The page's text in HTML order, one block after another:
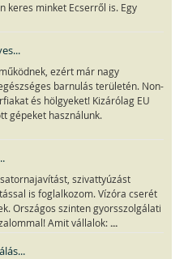
keres minket Ecserről is. Egy
ezért már nagy
barnulás területén. Non-
és hölgyeket! Kizárólag EU
gépeket használunk.
szivattyúzást
is foglalkozom. Vízóra cserét
Országos szinten gyorsszolgálati
Amit vállalok: ...